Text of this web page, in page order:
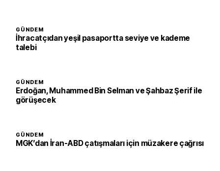
GÜNDEM
İhracatçıdan yeşil pasaportta seviye ve kademe
talebi
GÜNDEM
Erdoğan, Muhammed Bin Selman ve Şahbaz Şerif ile
görüşecek
GÜNDEM
MGK’dan İran-ABD çatışmaları için müzakere çağrısı